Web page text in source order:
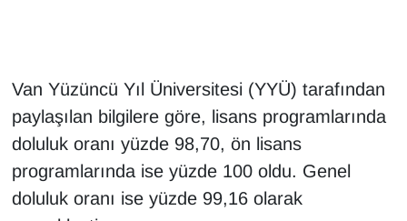
Van Yüzüncü Yıl Üniversitesi (YYÜ) tarafından
paylaşılan bilgilere göre, lisans programlarında
doluluk oranı yüzde 98,70, ön lisans
programlarında ise yüzde 100 oldu. Genel
doluluk oranı ise yüzde 99,16 olarak
Kadın
Kamu Alımları
Kim Kimdir?